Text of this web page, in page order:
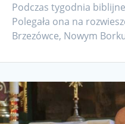
Podczas tygodnia
Polegała ona na
Brzezówce, Nowym